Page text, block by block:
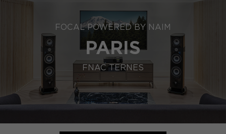
FOCAL POWERED BY NAIM
PARIS
FNAC TERNES